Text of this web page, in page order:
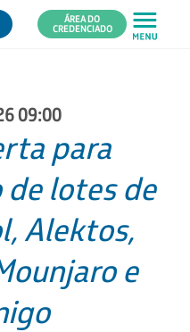
ÁREA DO
CREDENCIADO
09:00
para
lotes de
Alektos,
e